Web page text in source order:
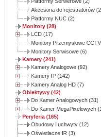
Akcesoria do rejestratorów
Platformy NUC (2)
Monitory (28)
LCD (17)
Monitory Przemysłowe
Monitory Serwisowe (6)
Kamery (241)
Kamery Analogowe (92)
Kamery IP (142)
Kamery Analog HD (7)
Obiektywy (42)
Do Kamer Analogowych (31)
Do Kamer MegaPixelowych
Peryferia (165)
Obudowy i uchwyty (12)
Oświetlacze IR (3)